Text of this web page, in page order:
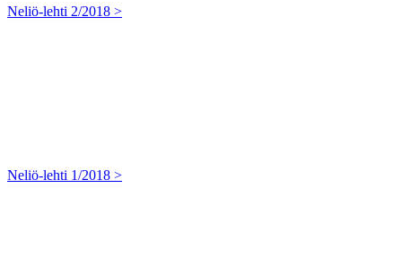
Neliö-lehti 2/2018 >
Neliö-lehti 1/2018 >